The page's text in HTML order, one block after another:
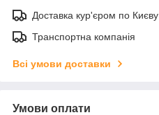
Доставка кур'єром по Києву
Транспортна компанія
Всі умови доставки
Умови оплати